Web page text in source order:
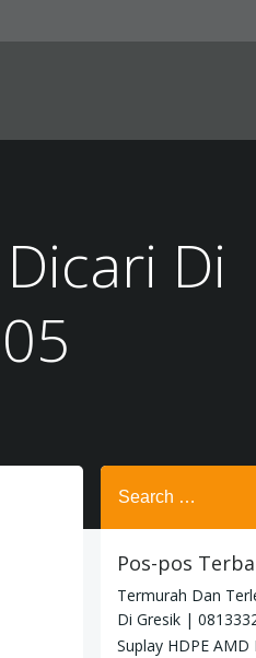
Di
Search
for:
Pos-pos
Termurah Dan
Di Gresik |
Suplay HDPE